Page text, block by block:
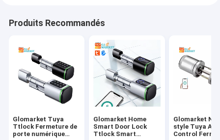
Produits Recommandés
Glomarket Tuya
Ttlock Fermeture de
porte numérique
Glomarket Home
Smart Door Lock
Ttlock Smart
Glomarket
style Tuya App
Control